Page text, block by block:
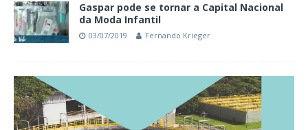
Gaspar pode se tornar a Capital Nacional
da Moda Infantil
03/07/2019 Fernando Krieger